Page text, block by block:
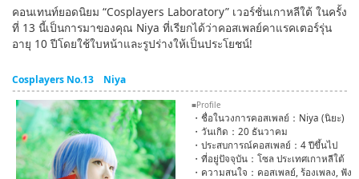
คอนเทนท์ยอดนิยม “Cosplayers Laboratory” เวอร์ชั่นเกาหลีใต้ ในครั้ง
ที่ 13 นี้เป็นการมาของคุณ Niya ที่เรียกได้ว่าคอสเพลย์คาแรคเตอร์รุ่น
อายุ 10 ปีโดยใช้ใบหน้าและรูปร่างให้เป็นประโยชน์!
Cosplayers No.13 Niya
■Profile
・ชื่อในวงการคอสเพลย์：Niya (นิยะ)
・วันเกิด：20 ธันวาคม
・ประสบการณ์คอสเพลย์：4 ปีขึ้นไป
・ที่อยู่ปัจจุบัน：โซล ประเทศเกาหลีใต้
・ความสนใจ：คอสเพลย์, ร้องเพลง, ฟัง